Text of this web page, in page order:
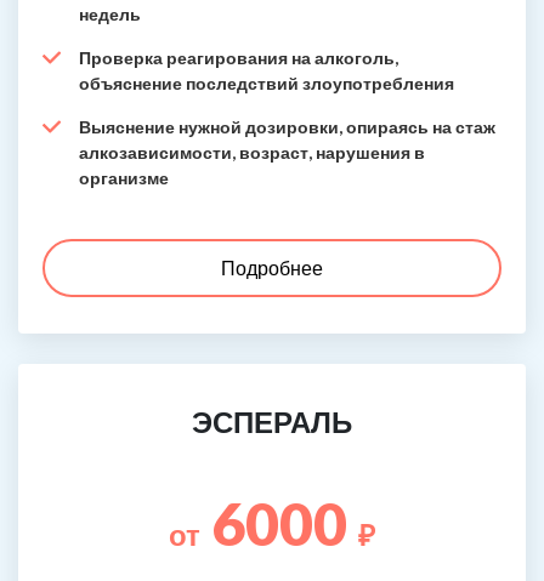
недель
Проверка реагирования на алкоголь,
объяснение последствий злоупотребления
Выяснение нужной дозировки, опираясь на стаж
алкозависимости, возраст, нарушения в
организме
Подробнее
ЭСПЕРАЛЬ
от 6000 ₽